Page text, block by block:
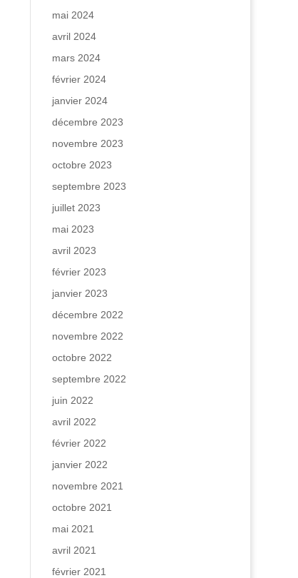
mai 2024
avril 2024
mars 2024
février 2024
janvier 2024
décembre 2023
novembre 2023
octobre 2023
septembre 2023
juillet 2023
mai 2023
avril 2023
février 2023
janvier 2023
décembre 2022
novembre 2022
octobre 2022
septembre 2022
juin 2022
avril 2022
février 2022
janvier 2022
novembre 2021
octobre 2021
mai 2021
avril 2021
février 2021